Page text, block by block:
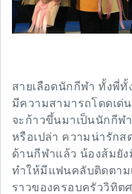
สายเลือดนักกีฬา ทั้งพี่
มีความสามารถโดดเด่
จะก้าวขึ้นมาเป็นนักกีฬ
หรือเปล่า ความน่ารัก
ด้านกีฬาแล้ว น้องส้มยั
ทำให้มีแฟนคลับติดตาม
ราวของครอบครัววิทิต